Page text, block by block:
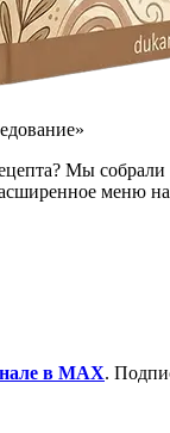
Мы
меню
в MAX.